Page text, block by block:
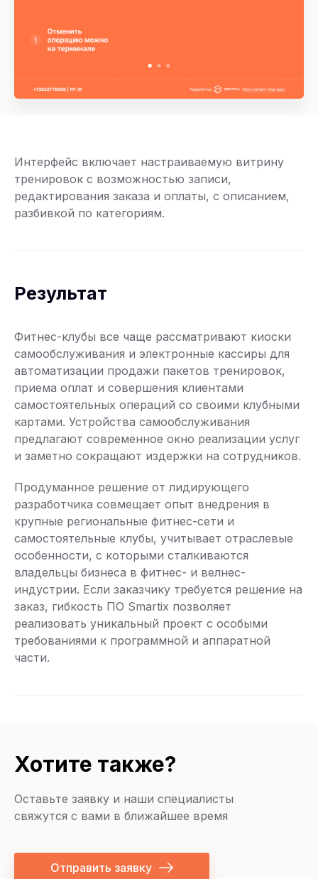
Интерфейс включает настраиваемую витрину
тренировок с возможностью записи,
редактирования заказа и оплаты, с описанием,
разбивкой по категориям.
Результат
Фитнес-клубы все чаще рассматривают киоски
самообслуживания и электронные кассиры для
автоматизации продажи пакетов тренировок,
приема оплат и совершения клиентами
самостоятельных операций со своими клубными
картами. Устройства самообслуживания
предлагают современное окно реализации услуг
и заметно сокращают издержки на сотрудников.
Продуманное решение от лидирующего
разработчика совмещает опыт внедрения в
крупные региональные фитнес-сети и
самостоятельные клубы, учитывает отраслевые
особенности, с которыми сталкиваются
владельцы бизнеса в фитнес- и велнес-
индустрии. Если заказчику требуется решение на
заказ, гибкость ПО Smartix позволяет
реализовать уникальный проект с особыми
требованиями к программной и аппаратной
части.
Хотите также?
Оставьте заявку и наши специалисты
свяжутся с вами в ближайшее время
Отправить заявку